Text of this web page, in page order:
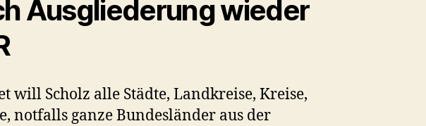
Ausgliederung wieder
will Scholz alle Städte, Landkreise, Kreise,
notfalls ganze Bundesländer aus der